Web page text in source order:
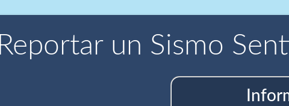
Reportar un Sismo